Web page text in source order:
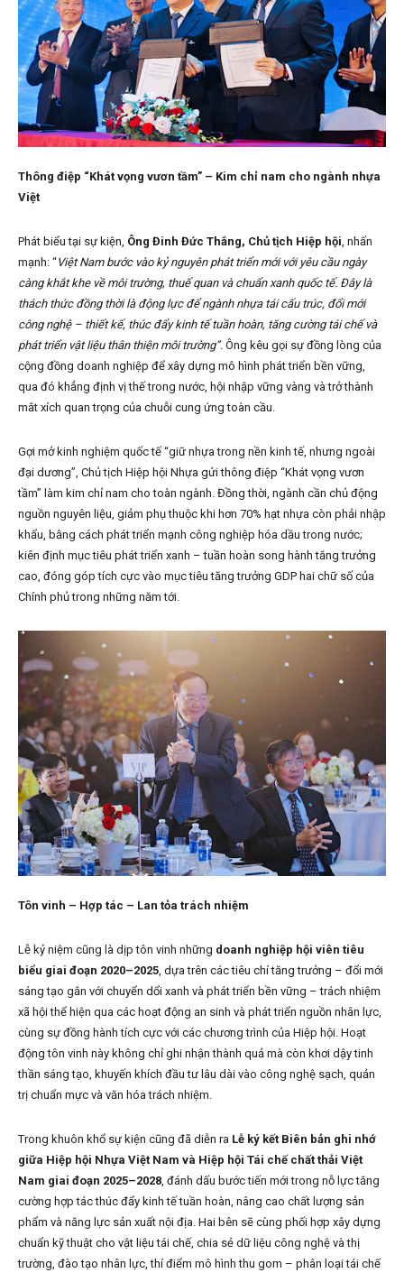
Thông điệp “Khát vọng vươn tầm” – Kim chỉ nam cho ngành nhựa
Việt
Phát biểu tại sự kiện, Ông Đinh Đức Thắng, Chủ tịch Hiệp hội, nhấn
mạnh: “Việt Nam bước vào kỷ nguyên phát triển mới với yêu cầu ngày
càng khắt khe về môi trường, thuế quan và chuẩn xanh quốc tế. Đây là
thách thức đồng thời là động lực để ngành nhựa tái cấu trúc, đổi mới
công nghệ – thiết kế, thúc đẩy kinh tế tuần hoàn, tăng cường tái chế và
phát triển vật liệu thân thiện môi trường”. Ông kêu gọi sự đồng lòng của
cộng đồng doanh nghiệp để xây dựng mô hình phát triển bền vững,
qua đó khẳng định vị thế trong nước, hội nhập vững vàng và trở thành
mắt xích quan trọng của chuỗi cung ứng toàn cầu.
Gợi mở kinh nghiệm quốc tế “giữ nhựa trong nền kinh tế, nhưng ngoài
đại dương”, Chủ tịch Hiệp hội Nhựa gửi thông điệp “Khát vọng vươn
tầm” làm kim chỉ nam cho toàn ngành. Đồng thời, ngành cần chủ động
nguồn nguyên liệu, giảm phụ thuộc khi hơn 70% hạt nhựa còn phải nhập
khẩu, bằng cách phát triển mạnh công nghiệp hóa dầu trong nước;
kiên định mục tiêu phát triển xanh – tuần hoàn song hành tăng trưởng
cao, đóng góp tích cực vào mục tiêu tăng trưởng GDP hai chữ số của
Chính phủ trong những năm tới.
Tôn vinh – Hợp tác – Lan tỏa trách nhiệm
Lễ kỷ niệm cũng là dịp tôn vinh những doanh nghiệp hội viên tiêu
biểu giai đoạn 2020–2025, dựa trên các tiêu chí tăng trưởng – đổi mới
sáng tạo gắn với chuyển dổi xanh và phát triển bền vững – trách nhiệm
xã hội thể hiện qua các hoạt động an sinh và phát triển nguồn nhân lực,
cùng sự đồng hành tích cực với các chương trình của Hiệp hội. Hoạt
động tôn vinh này không chỉ ghi nhận thành quả mà còn khơi dậy tinh
thần sáng tạo, khuyến khích đầu tư lâu dài vào công nghệ sạch, quản
trị chuẩn mực và văn hóa trách nhiệm.
Trong khuôn khổ sự kiện cũng đã diễn ra Lễ ký kết Biên bản ghi nhớ
giữa Hiệp hội Nhựa Việt Nam và Hiệp hội Tái chế chất thải Việt
Nam giai đoạn 2025–2028, đánh dấu bước tiến mới trong nỗ lực tăng
cường hợp tác thúc đẩy kinh tế tuần hoàn, nâng cao chất lượng sản
phẩm và năng lực sản xuất nội địa. Hai bên sẽ cùng phối hợp xây dựng
chuẩn kỹ thuật cho vật liệu tái chế, chia sẻ dữ liệu công nghệ và thị
trường, đào tạo nhân lực, thí điểm mô hình thu gom – phân loại tái chế